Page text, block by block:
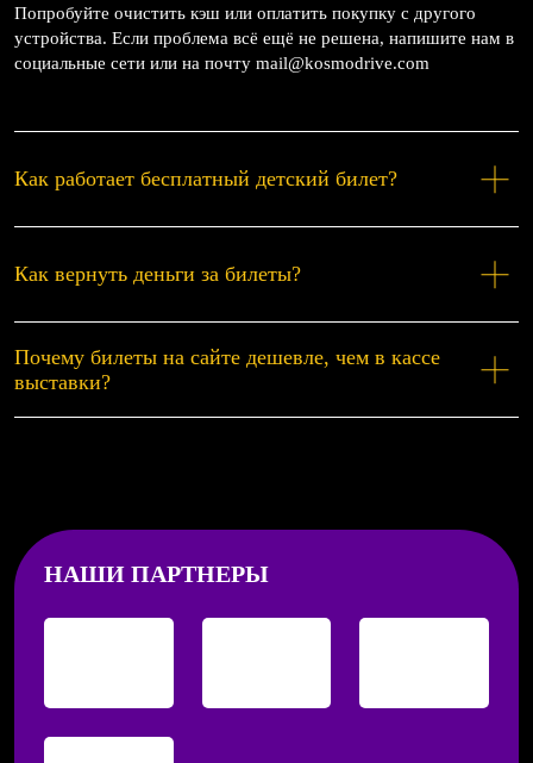
Попробуйте очистить кэш или оплатить покупку с другого
устройства. Если проблема всё ещё не решена, напишите нам в
социальные сети или на почту mail@kosmodrive.com
Как работает бесплатный детский билет?
Как вернуть деньги за билеты?
Почему билеты на сайте дешевле, чем в кассе
выставки?
НАШИ ПАРТНЕРЫ